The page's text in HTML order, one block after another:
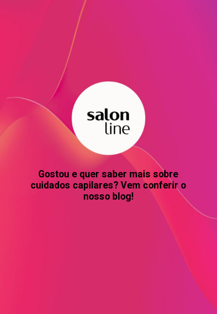
Gostou e quer saber mais sobre
cuidados capilares? Vem conferir o
nosso blog!